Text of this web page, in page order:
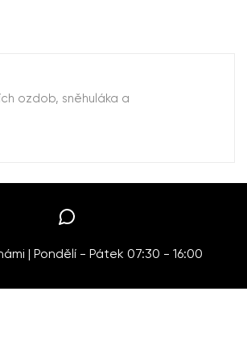
ozdob, sněhuláka a
| Pondělí - Pátek 07:30 - 16:00